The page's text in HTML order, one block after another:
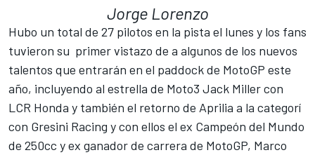
Jorge Lorenzo
Hubo un total de 27 pilotos en la pista el lunes y los fans
tuvieron su primer vistazo de a algunos de los nuevos
talentos que entrarán en el paddock de MotoGP este
año, incluyendo al estrella de Moto3 Jack Miller con
LCR Honda y también el retorno de Aprilia a la categorí
con Gresini Racing y con ellos el ex Campeón del Mundo
de 250cc y ex ganador de carrera de MotoGP, Marco